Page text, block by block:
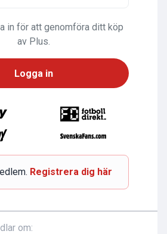
in för att genomföra ditt köp
av Plus.
Logga in
Registrera dig här
om: